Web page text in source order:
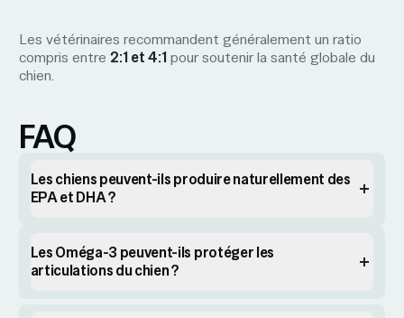
Les vétérinaires recommandent généralement un ratio
compris entre2:1 et 4:1pour soutenir la santé globale du
chien.
FAQ
Les chiens peuvent-ils produire naturellement des
EPA et DHA ?
Les Oméga-3 peuvent-ils protéger les
articulations du chien ?